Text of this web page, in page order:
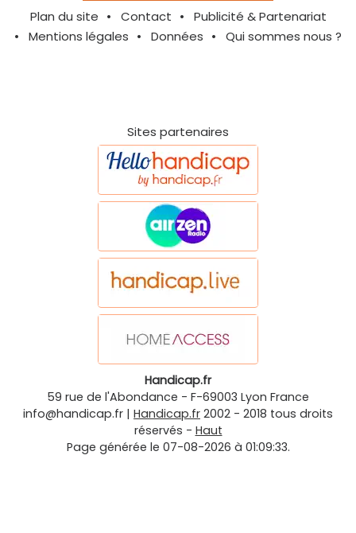
Plan du site Contact
Publicité & Partenariat
Mentions légales
Données Qui sommes nous ?
Sites partenaires
Handicap.fr
59 rue de l'Abondance - F-69003 Lyon France
info@handicap.fr | Handicap.fr 2002 - 2018 tous droits
réservés - Haut
Page générée le 07-08-2026 à 01:09:33.